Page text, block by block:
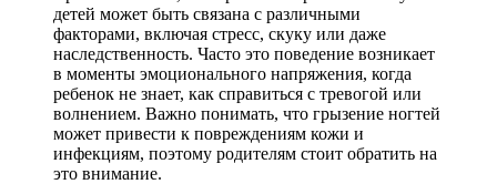
детей может быть связана с различными
факторами, включая стресс, скуку или даже
наследственность. Часто это поведение возникает
в моменты эмоционального напряжения, когда
ребенок не знает, как справиться с тревогой или
волнением. Важно понимать, что грызение ногтей
может привести к повреждениям кожи и
инфекциям, поэтому родителям стоит обратить на
это внимание.